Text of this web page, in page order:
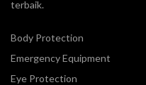
terbaik.
Body Protection
Emergency Equipment
Eye Protection